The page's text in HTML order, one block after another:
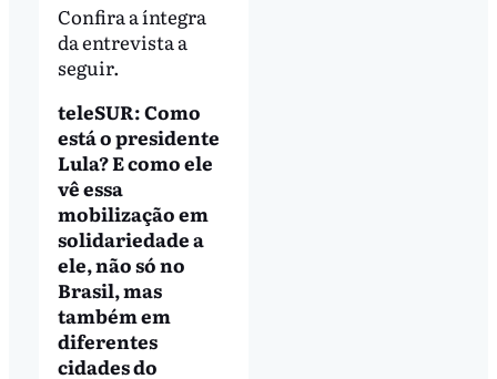
Confira a íntegra
da entrevista a
seguir.
teleSUR: Como
está o presidente
Lula? E como ele
vê essa
mobilização em
solidariedade a
ele, não só no
Brasil, mas
também em
diferentes
cidades do